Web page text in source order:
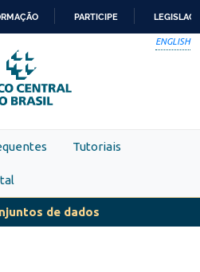
PARA
O
CONTEÚDO
PARTICIPE
ENGLISH
Tutoriais
de dados